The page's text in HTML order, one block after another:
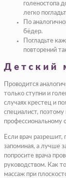
голеностопа
легко
По
бёдер.
Погладьте
повторений
Детский
Проводится
только ступни и
случаях крестец и
специалист,
профессиональному
Если врач разрешит,
запоминая, а лучше
попросите врача
руководством. Как
массаж при